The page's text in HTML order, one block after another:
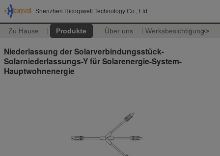
Shenzhen Hicorpwell Technology Co., Ltd
Zu Hause Produkte Über uns Werksbesichtigung>>
Niederlassung der Solarverbindungsstück-
Solarniederlassungs-Y für Solarenergie-System-
Hauptwohnenergie